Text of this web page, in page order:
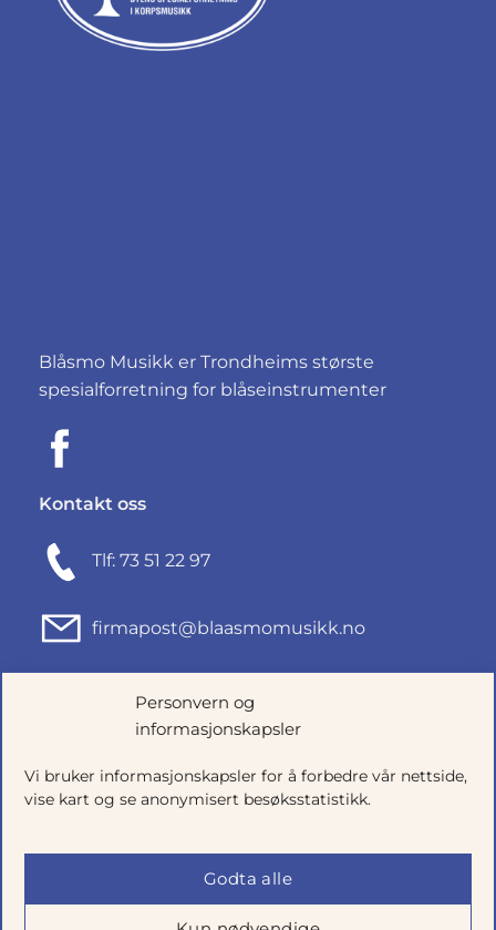
Personvern og
informasjonskapsler
Vi bruker informasjonskapsler for å forbedre vår nettside,
vise kart og se anonymisert besøksstatistikk.
Godta alle
Blåsmo Musikk er Trondheims største
spesialforretning for blåseinstrumenter
Kontakt oss
Tlf: 73 51 22 97
firmapost@blaasmomusikk.no
Fjordgata 46, 7010 TRONDHEIM